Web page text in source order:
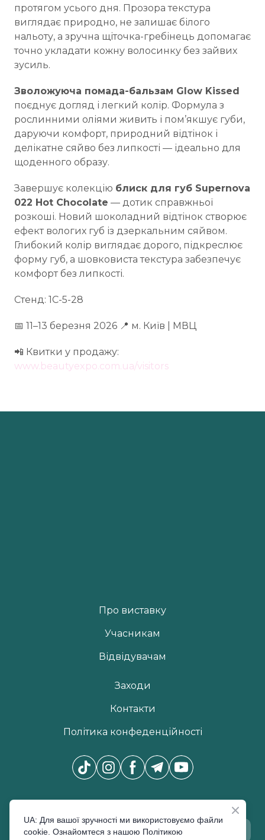
протягом усього дня. Прозора текстура
виглядає природно, не залишає білого
нальоту, а зручна щіточка-гребінець допомагає
точно укладати кожну волосинку без зайвих
зусиль.
Зволожуюча помада-бальзам Glow Kissed
поєднує догляд і легкий колір. Формула з
рослинними оліями живить і пом’якшує губи,
даруючи комфорт, природний відтінок і
делікатне сяйво без липкості — ідеально для
щоденного образу.
Завершує колекцію блиск для губ Supernova
022 Hot Chocolate — дотик справжньої
розкоші. Новий шоколадний відтінок створює
ефект вологих губ із дзеркальним сяйвом.
Глибокий колір виглядає дорого, підкреслює
форму губ, а шовковиста текстура забезпечує
комфорт без липкості.
Стенд: 1C-5-28
📅 11–13 березня 2026 📍 м. Київ | МВЦ
📲 Квитки у продажу:
www.beautyexpo.com.ua/visitors
Про виставку
Учасникам
Відвідувачам
Заходи
Контакти
Політика конфеденційності
UA: Для вашої зручності ми використовуємо файли
cookie. Ознайомтеся з нашою Політикою